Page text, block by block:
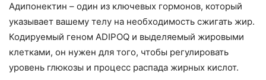
Адипонектин – один из ключевых гормонов, который
указывает вашему телу на необходимость сжигать жир.
Кодируемый геном ADIPOQ и выделяемый жировыми
клетками, он нужен для того, чтобы регулировать
уровень глюкозы и процесс распада жирных кислот.